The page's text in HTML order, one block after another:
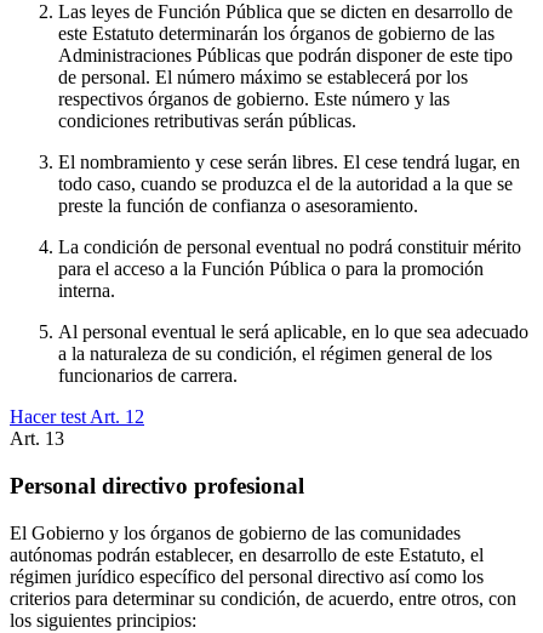
Las leyes de Función Pública que se dicten en desarrollo de
este Estatuto determinarán los órganos de gobierno de las
Administraciones Públicas que podrán disponer de este tipo
de personal. El número máximo se establecerá por los
respectivos órganos de gobierno. Este número y las
condiciones retributivas serán públicas.
El nombramiento y cese serán libres. El cese tendrá lugar, en
todo caso, cuando se produzca el de la autoridad a la que se
preste la función de confianza o asesoramiento.
La condición de personal eventual no podrá constituir mérito
para el acceso a la Función Pública o para la promoción
interna.
Al personal eventual le será aplicable, en lo que sea adecuado
a la naturaleza de su condición, el régimen general de los
funcionarios de carrera.
Hacer test Art. 12
Art. 13
Personal directivo profesional
El Gobierno y los órganos de gobierno de las comunidades
autónomas podrán establecer, en desarrollo de este Estatuto, el
régimen jurídico específico del personal directivo así como los
criterios para determinar su condición, de acuerdo, entre otros, con
los siguientes principios: